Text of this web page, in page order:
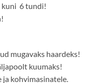
kuni 6 tundi!
mugavaks haardeks!
kuumaks!
ja kohvimasinatele.